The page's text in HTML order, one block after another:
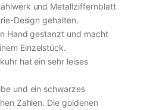
und Metallziffernblatt
Design gehalten.
Hand gestanzt und macht
Einzelstück.
hat ein sehr leises
und ein schwarzes
Zahlen. Die goldenen